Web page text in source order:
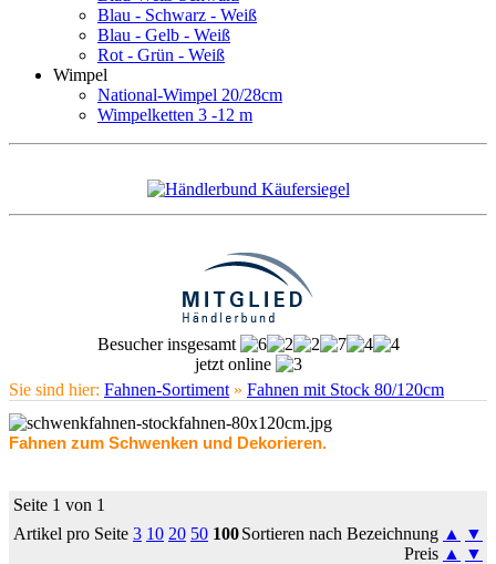
Blau - Schwarz - Weiß
Blau - Gelb - Weiß
Rot - Grün - Weiß
Wimpel
National-Wimpel 20/28cm
Wimpelketten 3 -12 m
Besucher insgesamt
jetzt online
Sie sind hier: Fahnen-Sortiment » Fahnen mit Stock 80/120cm
Fahnen zum Schwenken und Dekorieren.
Seite 1 von 1
Artikel pro Seite 3 10 20 50 100Sortieren nach Bezeichnung ▲
▼
Preis ▲ ▼